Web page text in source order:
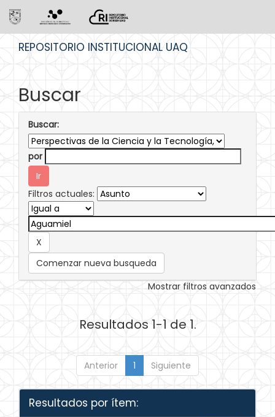
REPOSITORIO INSTITUCIONAL UAQ
Buscar
Buscar:
por
Filtros actuales:
Comenzar nueva busqueda
Mostrar filtros avanzados
Resultados 1-1 de 1.
Anterior 1 Siguiente
Resultados por ítem: